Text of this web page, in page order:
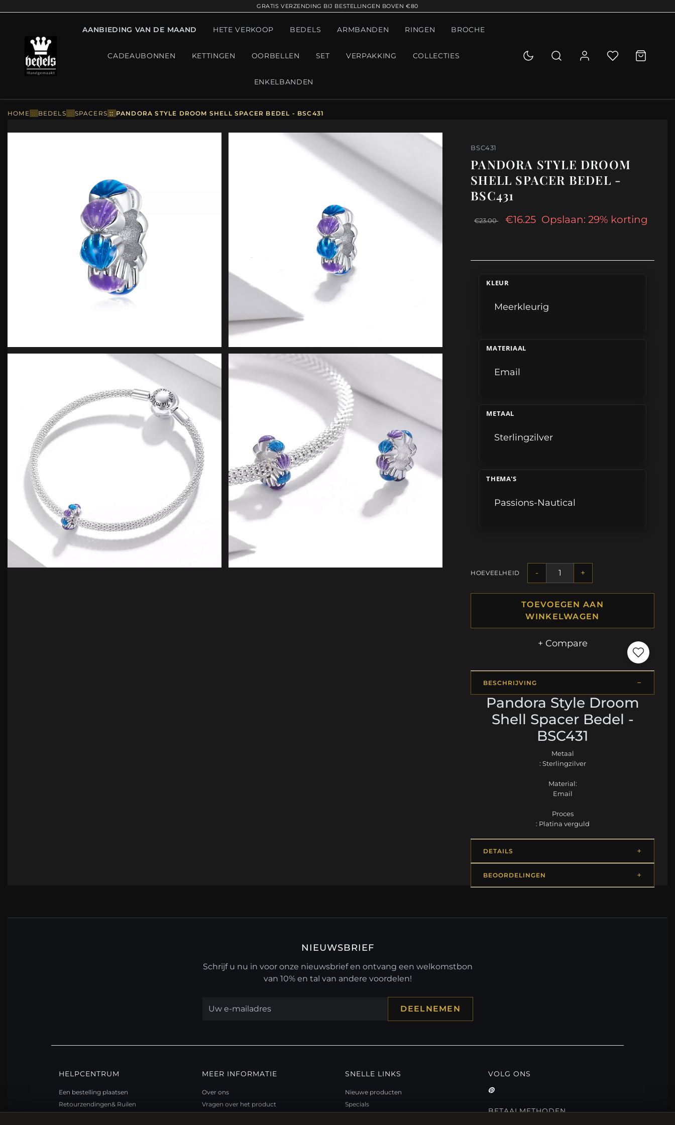
GRATIS VERZENDING BIJ BESTELLINGEN BOVEN €80
AANBIEDING VAN DE MAAND HETE VERKOOP BEDELS ARMBANDEN RINGEN BROCHE
CADEAUBONNEN KETTINGEN OORBELLEN SET VERPAKKING COLLECTIES
ENKELBANDEN
HOME :: BEDELS :: SPACERS :: PANDORA STYLE DROOM SHELL SPACER BEDEL - BSC431
BSC431
PANDORA STYLE DROOM
SHELL SPACER BEDEL -
BSC431
€23.00 €16.25 Opslaan: 29% korting
KLEUR
Meerkleurig
MATERIAAL
Email
METAAL
Sterlingzilver
THEMA'S
Passions-Nautical
HOEVEELHEID - +
TOEVOEGEN AAN
WINKELWAGEN
+ Compare
BESCHRIJVING
Pandora Style Droom
Shell Spacer Bedel -
BSC431
Metaal
: Sterlingzilver
Material:
Email
Proces
: Platina verguld
DETAILS
BEOORDELINGEN
NIEUWSBRIEF
Schrijf u nu in voor onze nieuwsbrief en ontvang een welkomstbon
van 10% en tal van andere voordelen!
DEELNEMEN
HELPCENTRUM
Een bestelling plaatsen
Retourzendingen& Ruilen
MEER INFORMATIE
Over ons
Vragen over het product
SNELLE LINKS
Nieuwe producten
Specials
VOLG ONS
BETAALMETHODEN